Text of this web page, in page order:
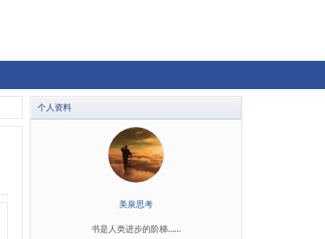
个人资料
美泉思考
书是人类进步的阶梯……